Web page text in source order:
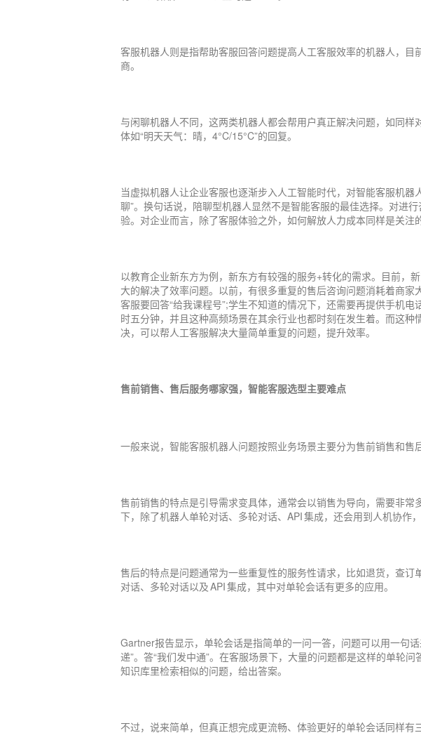
客服机器人则是指帮助客服回答问题提高人工客服效率的机器人，
商。
与闲聊机器人不同，这两类机器人都会帮用户真正解决问题，如同样
体如“明天天气：晴，4°C/15°C”的回复。
当虚拟机器人让企业客服也逐渐步入人工智能时代，对智能客服机
聊”。换句话说，陪聊型机器人显然不是智能客服的最佳选择。对进
验。对企业而言，除了客服体验之外，如何解放人力成本同样是关注
以教育企业新东方为例，新东方有较强的服务+转化的需求。目前，
大的解决了效率问题。以前，有很多重复的售后咨询问题消耗着商家
客服要回答“给我课程号”;学生不知道的情况下，还需要再提供手机
时五分钟，并且这种高频场景在其余行业也都时刻在发生着。而这
决，可以帮人工客服解决大量简单重复的问题，提升效率。
售前销售、售后服务哪家强，智能客服选型主要难点
一般来说，智能客服机器人问题按照业务场景主要分为售前销售和售
售前销售的特点是引导需求变具体，通常会以销售为导向，需要非
下，除了机器人单轮对话、多轮对话、API 集成，还会用到人机协作
售后的特点是问题通常为一些重复性的服务性请求，比如退货，查
对话、多轮对话以及 API 集成，其中对单轮会话有更多的应用。
Gartner报告显示，单轮会话是指简单的一问一答，问题可以用一句
递”。答“我们发中通”。在客服场景下，大量的问题都是这样的单轮
知识库里检索相似的问题，给出答案。
不过，说来简单，但真正想完成更流畅、体验更好的单轮会话同样有
登录即时